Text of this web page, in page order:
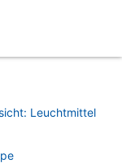
Leuchtmittel